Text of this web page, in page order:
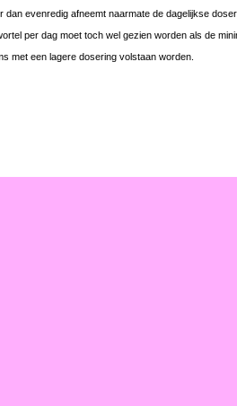
evenredig afneemt naarmate de dagelijkse
per dag moet toch wel gezien worden als de
met een lagere dosering volstaan worden.